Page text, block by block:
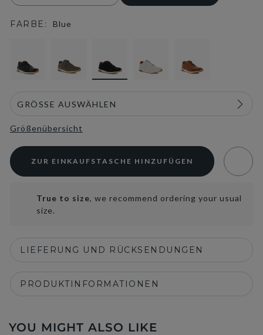
FARBE: Blue
Größenübersicht
ZUR EINKAUFSTASCHE HINZUFÜGEN
True to size, we recommend ordering your usual
size.
LIEFERUNG UND RÜCKSENDUNGEN
PRODUKTINFORMATIONEN
YOU MIGHT ALSO LIKE